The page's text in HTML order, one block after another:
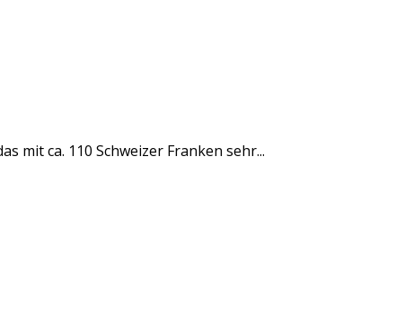
mit ca. 110 Schweizer Franken sehr...